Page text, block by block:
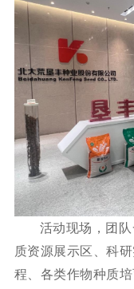
活动现场，团
质资源展示区、科
程、各类作物种质